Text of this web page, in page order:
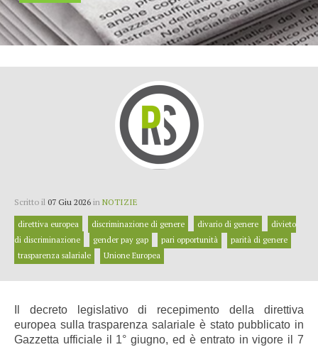
Scritto il 07 Giu 2026 in NOTIZIE
direttiva europea discriminazione di genere divario di genere
divieto
di discriminazione
gender pay gap pari opportunità
parità di genere
trasparenza salariale
Unione Europea
Il decreto legislativo di recepimento della direttiva
europea sulla trasparenza salariale è stato pubblicato in
Gazzetta ufficiale il 1° giugno, ed è entrato in vigore il 7